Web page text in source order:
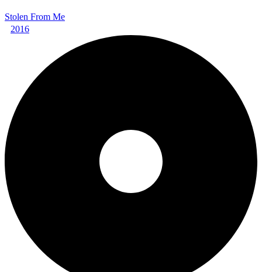
Stolen From Me
2016